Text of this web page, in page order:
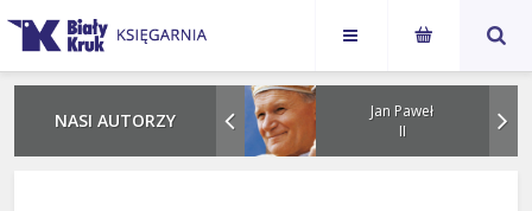
NASI AUTORZY
Karol
Nawrocki
Jan Paweł
II